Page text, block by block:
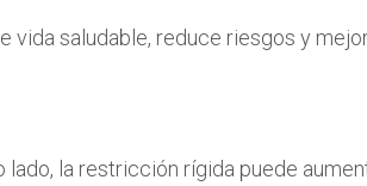
vida saludable, reduce riesgos y
la restricción rígida puede